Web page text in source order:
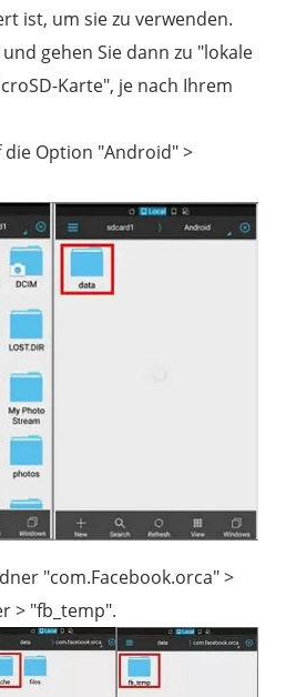
ist, um sie zu verwenden.
gehen Sie dann zu "lokale
Karte", je nach Ihrem
die Option "Android" >
"com.Facebook.orca" >
> "fb_temp".